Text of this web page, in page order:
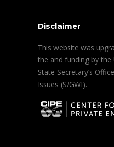
Disclaimer
This website was
the and funding by
State Secretary’s
Issues (S/GWI).